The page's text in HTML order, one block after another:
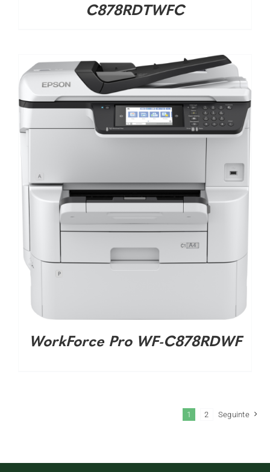
C878RDTWFC
WorkForce Pro WF-C878RDWF
1 2 Seguinte